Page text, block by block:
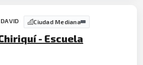
Ciudad Mediana
- Escuela